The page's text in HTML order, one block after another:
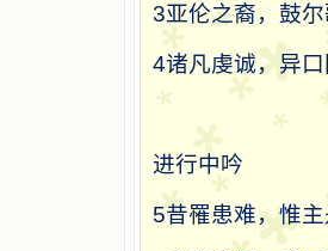
3亚伦之裔，鼓
4诸凡虔诚，异
进行中吟
5昔罹患难，惟